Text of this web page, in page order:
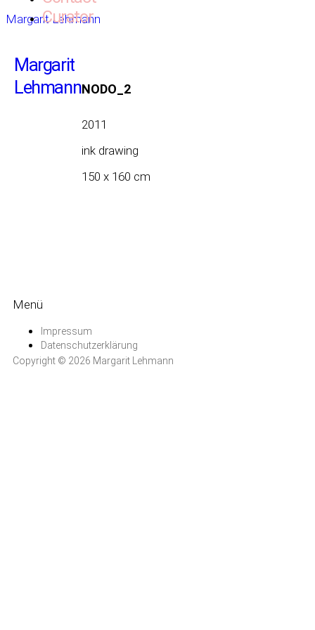
Margarit Lehmann
Margarit
Lehmann
Curator
NODO_2
2011
ink drawing
150 x 160 cm
Menü
Impressum
Datenschutzerklärung
Copyright © 2026 Margarit Lehmann